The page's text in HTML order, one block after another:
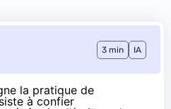
3 min IA
la pratique de
à confier